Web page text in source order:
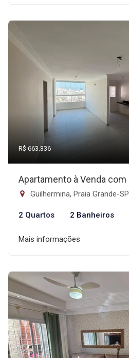
R$ 663.336
Apartamento à Venda com
Guilhermina, Praia Grande-SP
2 Quartos 2 Banheiros
Mais informações